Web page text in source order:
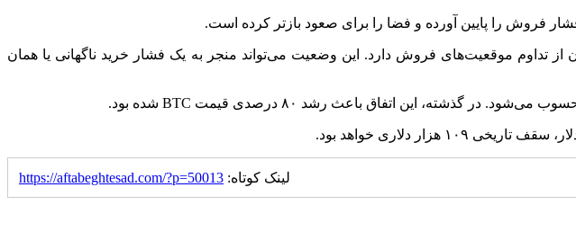
فروش را پایین آورده و فضا را برای صعود بازتر کرده است.
تداوم موقعیت‌های فروش دارد. این وضعیت می‌تواند منجر به یک فشار خرید ناگهانی یا همان
لینک کوتاه: https://aftabeghtesad.com/?p=50013